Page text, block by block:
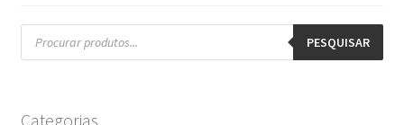
Pesquisar
produtos PESQUISAR
Categorias